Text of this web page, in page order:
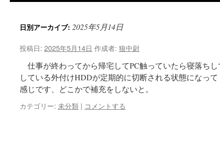
日別アーカイブ: 2025年5月14日
投稿日: 2025年5月14日 作成者: 狼中尉
仕事が終わってから帰宅してPC触っていたら寝落ち
している外付けHDDが定期的に切断される状態になっ
感じです、どこかで補充をしないと。
カテゴリー: 未分類 | コメントする